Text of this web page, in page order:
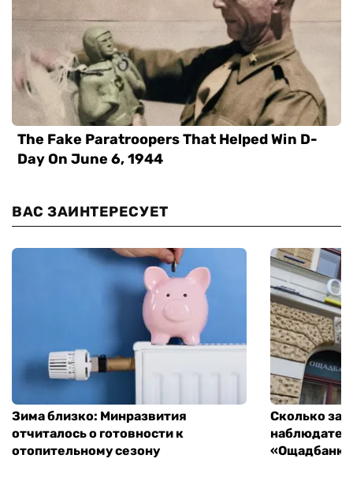
ВАС ЗАИНТЕРЕСУЕТ
Зима близко: Минразвития
отчиталось о готовности к
отопительному сезону
Сколько